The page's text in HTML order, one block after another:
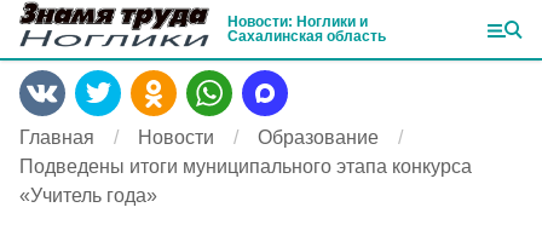
Новости: Ноглики и
Сахалинская область
Главная Новости
Образование
Подведены итоги муниципального этапа конкурса
«Учитель года»